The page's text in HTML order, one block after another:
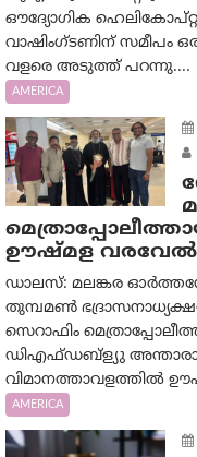
ഔദ്യോഗിക
വാഷിംഗ്ടണിന് സമീപം
വളരെ അടുത്ത് പറന്നു....
AMERICA
ഊഷ്മള
ഡാലസ്: മലങ്കര
തുമ്പമൺ
സെറാഫിം
ഡിഎഫ്ഡബ്ള്യു
വിമാനത്താവളത്തിൽ
AMERICA